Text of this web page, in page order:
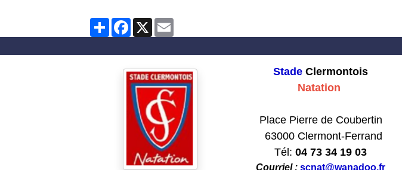
PartagerFacebook
X
Stade Clermontois
Natation
Place Pierre de Coubertin
63000 Clermont-Ferrand
Tél: 04 73 34 19 03
Courriel :scnat@wanadoo.fr